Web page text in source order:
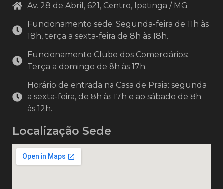
Av. 28 de Abril, 621, Centro, Ipatinga / MG
Funcionamento sede: Segunda-feira de 11h às
18h, terça a sexta-feira de 8h às 18h.
Funcionamento Clube dos Comerciários:
Terça a domingo de 8h às 17h.
Horário de entrada na Casa de Praia: segunda
a sexta-feira, de 8h às 17h e ao sábado de 8h
às 12h.
Localização Sede